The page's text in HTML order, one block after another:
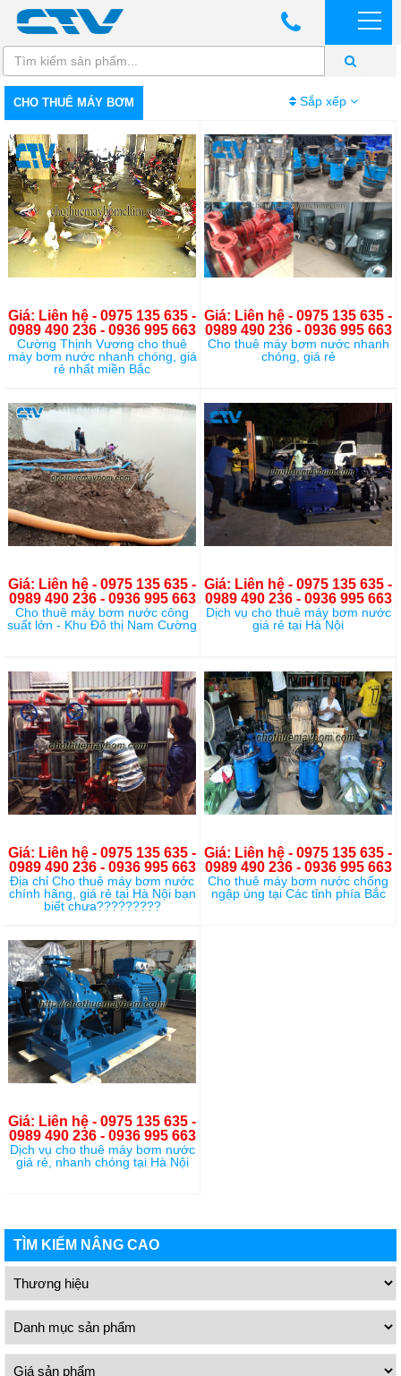
CHO THUÊ MÁY BƠM Sắp xếp
Giá: Liên hệ - 0975 135 635 -
0989 490 236 - 0936 995 663
Cường Thịnh Vương cho thuê
máy bơm nước nhanh chóng, giá
rẻ nhất miền Bắc
Giá: Liên hệ - 0975 135 635 -
0989 490 236 - 0936 995 663
Cho thuê máy bơm nước nhanh
chóng, giá rẻ
Giá: Liên hệ - 0975 135 635 -
0989 490 236 - 0936 995 663
Cho thuê máy bơm nước công
suất lớn - Khu Đô thị Nam Cường
Giá: Liên hệ - 0975 135 635 -
0989 490 236 - 0936 995 663
Dịch vụ cho thuê máy bơm nước
giá rẻ tại Hà Nội
Giá: Liên hệ - 0975 135 635 -
0989 490 236 - 0936 995 663
Địa chỉ Cho thuê máy bơm nước
chính hãng, giá rẻ tại Hà Nội bạn
biết chưa?????????
Giá: Liên hệ - 0975 135 635 -
0989 490 236 - 0936 995 663
Cho thuê máy bơm nước chống
ngập úng tại Các tỉnh phía Bắc
Giá: Liên hệ - 0975 135 635 -
0989 490 236 - 0936 995 663
Dịch vụ cho thuê máy bơm nước
giá rẻ, nhanh chóng tại Hà Nội
TÌM KIẾM NÂNG CAO